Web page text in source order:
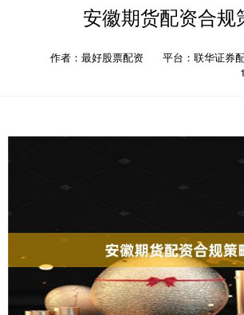
安徽期货配资合规
作者：最好股票配资 平台：联华证券